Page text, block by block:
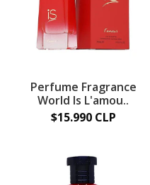
Perfume Fragrance
World Is L'amou..
$15.990 CLP